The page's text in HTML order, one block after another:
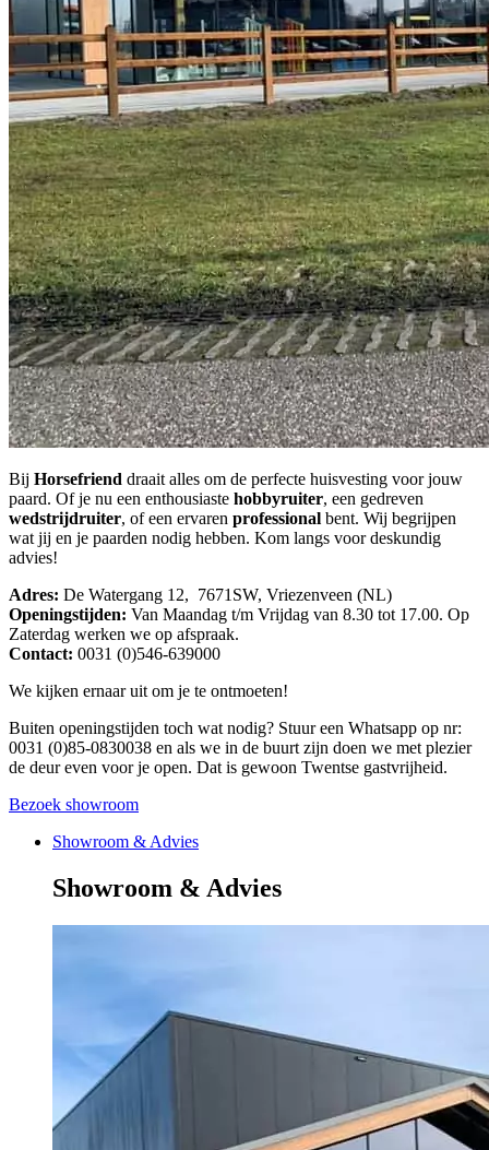
Bij Horsefriend draait alles om de perfecte huisvesting voor jouw
paard. Of je nu een enthousiaste hobbyruiter, een gedreven
wedstrijdruiter, of een ervaren professional bent. Wij begrijpen
wat jij en je paarden nodig hebben. Kom langs voor deskundig
advies!
Adres: De Watergang 12, 7671SW, Vriezenveen (NL)
Openingstijden: Van Maandag t/m Vrijdag van 8.30 tot 17.00. Op
Zaterdag werken we op afspraak.
Contact: 0031 (0)546-639000
We kijken ernaar uit om je te ontmoeten!
Buiten openingstijden toch wat nodig? Stuur een Whatsapp op nr:
0031 (0)85-0830038 en als we in de buurt zijn doen we met plezier
de deur even voor je open. Dat is gewoon Twentse gastvrijheid.
Bezoek showroom
Showroom & Advies
Showroom & Advies